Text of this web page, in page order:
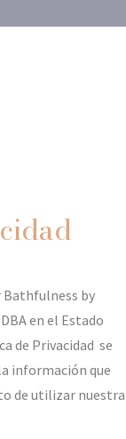
Bathfulness by
en el Estado
de Privacidad se
información que
de utilizar nuestra